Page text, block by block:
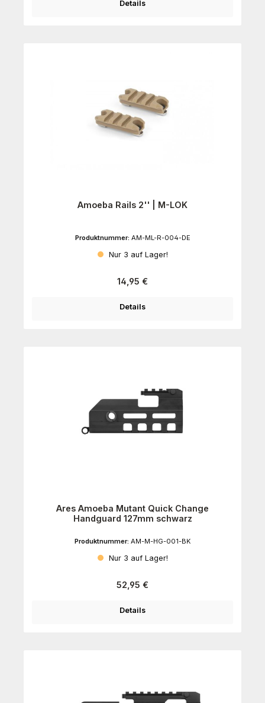
Details
Amoeba Rails 2'' | M-LOK
Produktnummer: AM-ML-R-004-DE
Nur 3 auf Lager!
Regulärer Preis:
14,95 €
Details
Ares Amoeba Mutant Quick Change
Handguard 127mm schwarz
Produktnummer: AM-M-HG-001-BK
Nur 3 auf Lager!
Regulärer Preis:
52,95 €
Details